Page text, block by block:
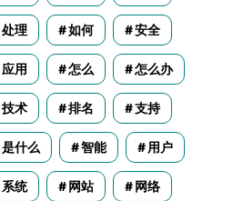
处理 如何 安全
应用 怎么 怎么办
技术 排名 支持
是什么 智能 用户
系统 网站 网络